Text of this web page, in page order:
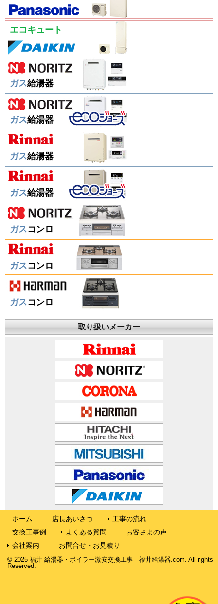
エコキュート
ガス給湯器
ガス給湯器
ガス給湯器
ガス給湯器
ガス コンロ
ガス コンロ
ガス コンロ
取り扱いメーカー
ホーム 店長あいさつ
工事の流れ
交換工事例
よくある質問
お客さまの声
会社案内
お問合せ・お見積り
© 2025 福井 給湯器・ボイラー激安交換工事｜福井給湯器.com. All rights
Reserved.